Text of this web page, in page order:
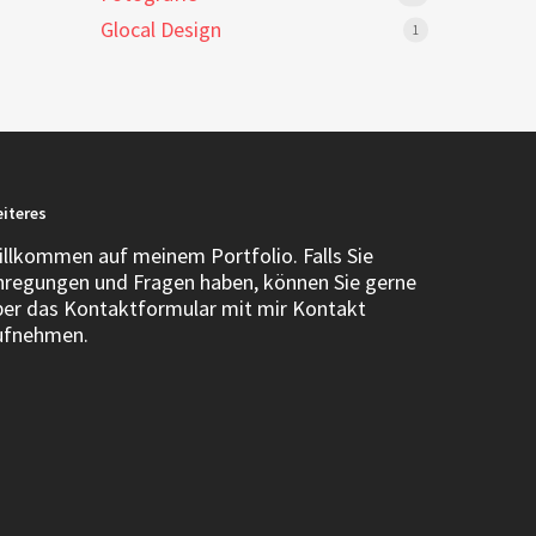
Glocal Design 1
auf meinem Portfolio. Falls Sie
und Fragen haben, können Sie gerne
das Kontaktformular mit mir Kontakt